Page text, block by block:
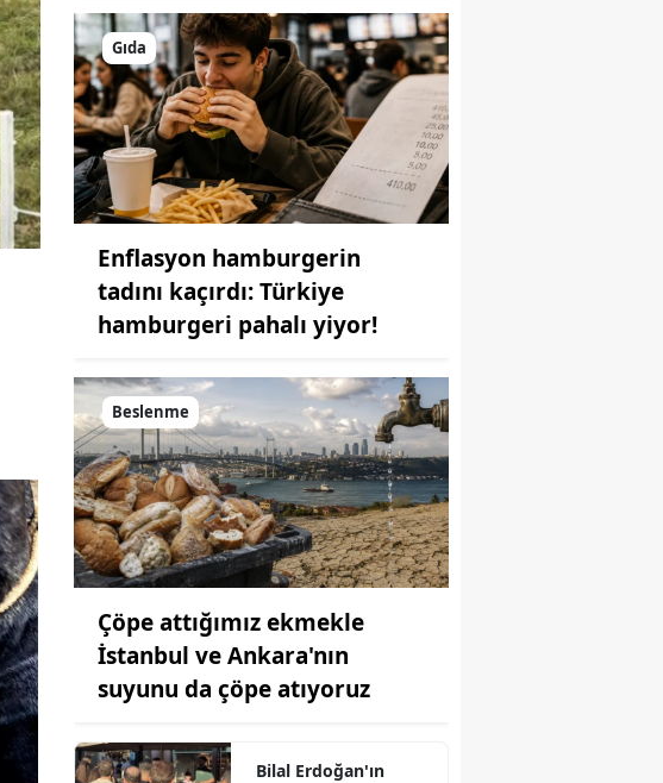
Gıda
Enflasyon hamburgerin
tadını kaçırdı: Türkiye
hamburgeri pahalı yiyor!
Beslenme
Çöpe attığımız ekmekle
İstanbul ve Ankara'nın
suyunu da çöpe atıyoruz
Bilal Erdoğan'ın